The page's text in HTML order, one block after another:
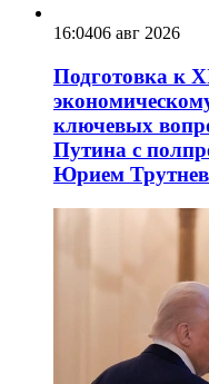
16:0406 авг 2026
Подготовка к
ключевых
Путина с
Юрием